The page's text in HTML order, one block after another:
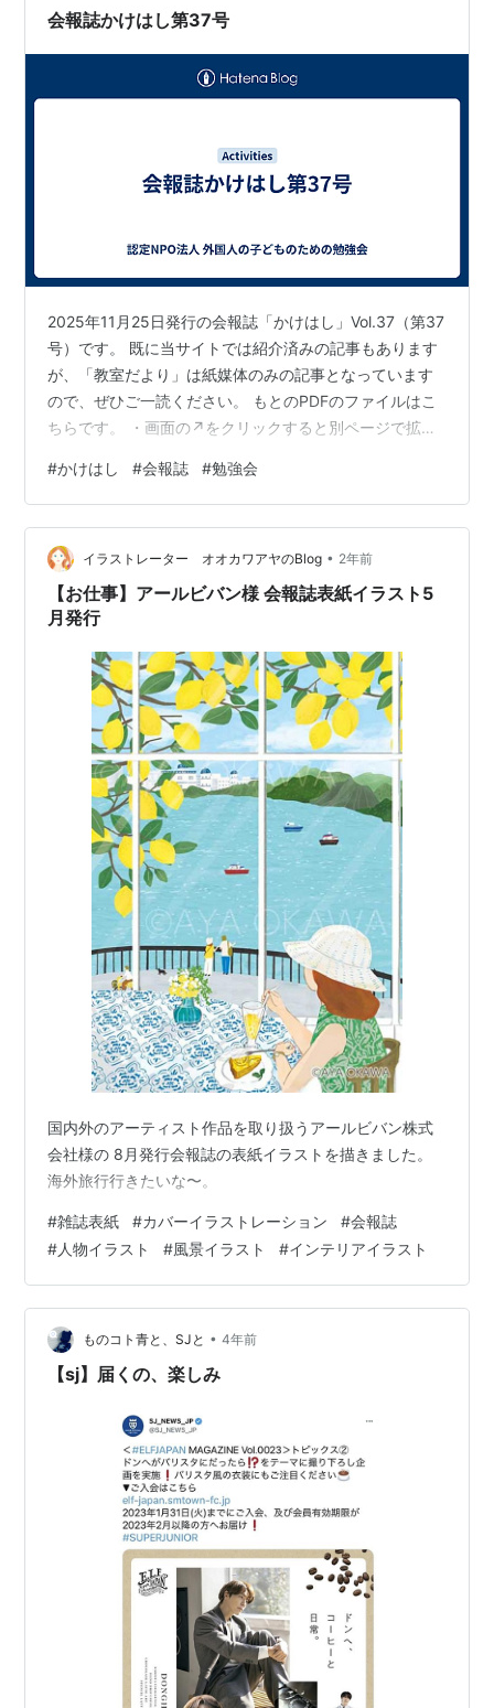
会報誌かけはし第37号
2025年11月25日発行の会報誌「かけはし」Vol.37（第37
号）です。 既に当サイトでは紹介済みの記事もあります
が、「教室だより」は紙媒体のみの記事となっています
ので、ぜひご一読ください。 もとのPDFのファイルはこ
ちらです。 ・画面の↗をクリックすると別ページで拡大
をクリックしても拡大して見られます。
#かけはし #会報誌 #勉強会
イラストレーター オオカワアヤのBlog • 2年前
【お仕事】アールビバン様 会報誌表紙イラスト5
月発行
国内外のアーティスト作品を取り扱うアールビバン株式
会社様の 8月発行会報誌の表紙イラストを描きました。
海外旅行行きたいな〜。
#雑誌表紙 #カバーイラストレーション #会報誌
#人物イラスト #風景イラスト #インテリアイラスト
ものコト青と、SJと • 4年前
【sj】届くの、楽しみ